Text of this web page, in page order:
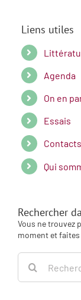
Liens utiles
Agenda
On en
Essais
Contacts
Qui
Rechercher
Vous ne trouvez
moment et
Rechercher: